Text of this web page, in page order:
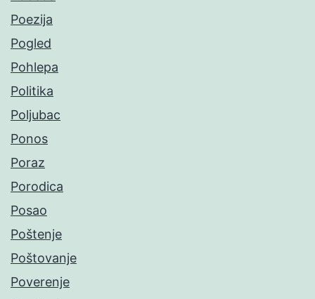
Poezija
Pogled
Pohlepa
Politika
Poljubac
Ponos
Poraz
Porodica
Posao
Poštenje
Poštovanje
Poverenje